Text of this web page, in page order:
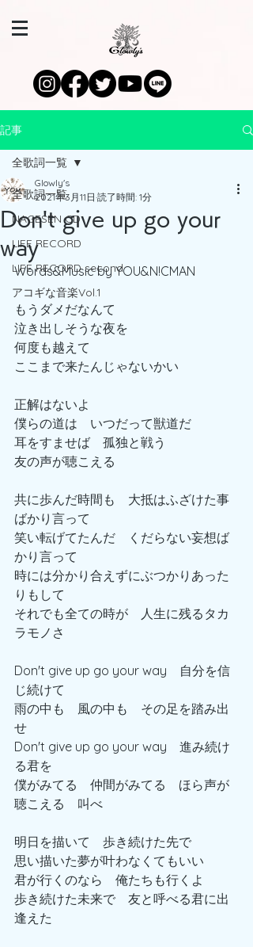
記事
全歌詞一覧
NAGESEN CD
LIFE RECORD
LIFE RECORD second
アコギな音楽Vol.1
全歌詞一覧
Don't give up go your
way
Glowly's
2021年3月11日 読了時間: 1分
Words&Music by YOU&N!CMAN
もうダメだなんて
泣き出しそうな夜を
何度も越えて
ここまで来たんじゃないかい
正解はないよ
僕らの道は　いつだって獣道だ
耳をすませば　孤独と戦う
友の声が聴こえる
共に歩んだ時間も　大抵はふざけた事
ばかり言って
笑い転げてたんだ　くだらない妄想ば
かり言って
時には分かり合えずにぶつかりあった
りもして
それでも全ての時が　人生に残るタカ
ラモノさ
Don't give up go your way　自分を信
じ続けて
雨の中も　風の中も　その足を踏み出
せ
Don't give up go your way　進み続け
る君を
僕がみてる　仲間がみてる　ほら声が
聴こえる　叫べ
明日を描いて　歩き続けた先で
思い描いた夢が叶わなくてもいい
君が行くのなら　俺たちも行くよ
歩き続けた未来で　友と呼べる君に出
逢えた